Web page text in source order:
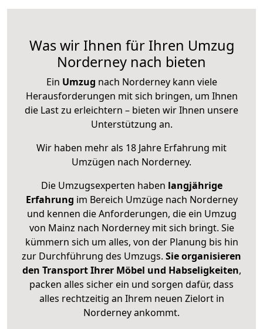
Was wir Ihnen für Ihren Umzug
Norderney nach bieten
Ein Umzug nach Norderney kann viele
Herausforderungen mit sich bringen, um Ihnen
die Last zu erleichtern – bieten wir Ihnen unsere
Unterstützung an.
Wir haben mehr als 18 Jahre Erfahrung mit
Umzügen nach Norderney.
Die Umzugsexperten haben langjährige
Erfahrung im Bereich Umzüge nach Norderney
und kennen die Anforderungen, die ein Umzug
von Mainz nach Norderney mit sich bringt. Sie
kümmern sich um alles, von der Planung bis hin
zur Durchführung des Umzugs. Sie organisieren
den Transport Ihrer Möbel und Habseligkeiten,
packen alles sicher ein und sorgen dafür, dass
alles rechtzeitig an Ihrem neuen Zielort in
Norderney ankommt.